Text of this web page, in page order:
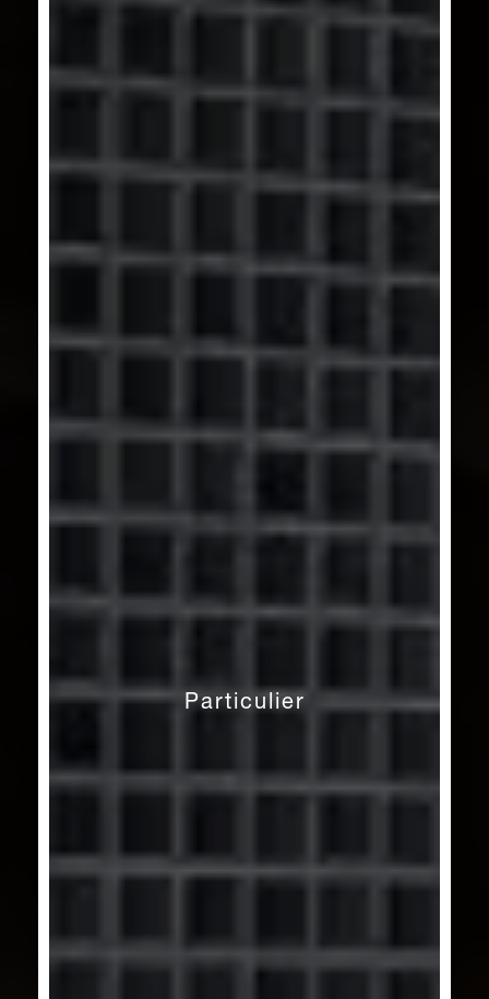
Particulier